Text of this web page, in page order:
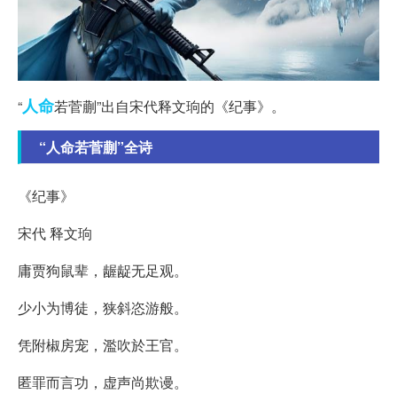
“人命若菅蒯”出自宋代释文珦的《纪事》。
“人命若菅蒯”全诗
《纪事》
宋代 释文珦
庸贾狗鼠辈，龌龊无足观。
少小为博徒，狭斜恣游般。
凭附椒房宠，濫吹於王官。
匿罪而言功，虚声尚欺谩。